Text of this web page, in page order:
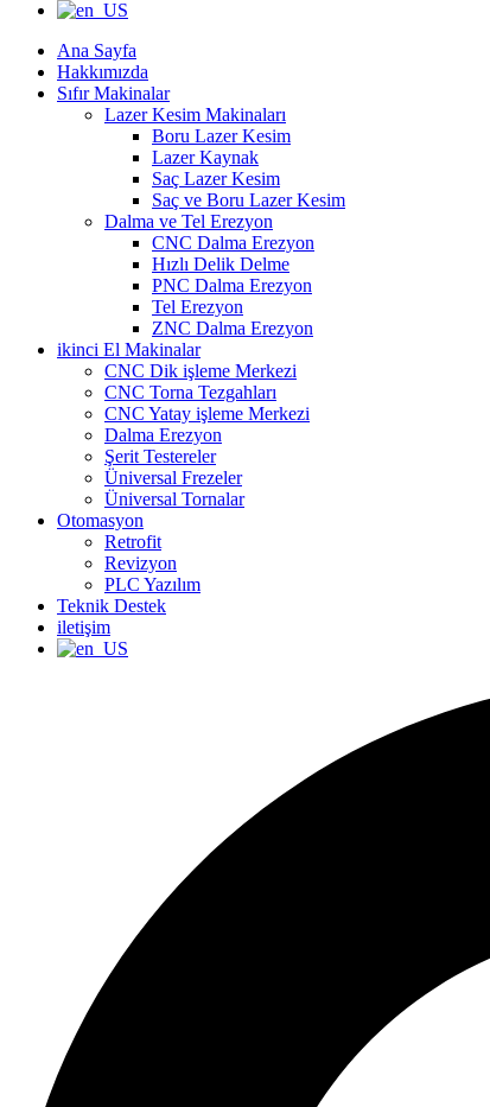
Ana Sayfa
Hakkımızda
Sıfır Makinalar
Lazer Kesim Makinaları
Boru Lazer Kesim
Lazer Kaynak
Saç Lazer Kesim
Saç ve Boru Lazer Kesim
Dalma ve Tel Erezyon
CNC Dalma Erezyon
Hızlı Delik Delme
PNC Dalma Erezyon
Tel Erezyon
ZNC Dalma Erezyon
ikinci El Makinalar
CNC Dik işleme Merkezi
CNC Torna Tezgahları
CNC Yatay işleme Merkezi
Dalma Erezyon
Şerit Testereler
Üniversal Frezeler
Üniversal Tornalar
Otomasyon
Retrofit
Revizyon
PLC Yazılım
Teknik Destek
iletişim